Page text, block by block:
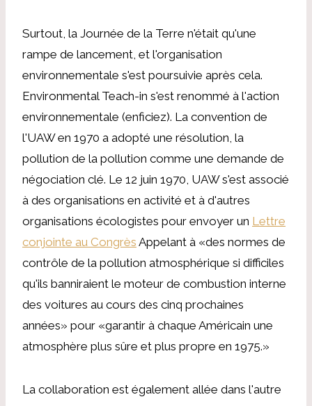
Surtout, la Journée de la Terre n'était qu'une
rampe de lancement, et l'organisation
environnementale s'est poursuivie après cela.
Environmental Teach-in s'est renommé à l'action
environnementale (enficiez). La convention de
l'UAW en 1970 a adopté une résolution, la
pollution de la pollution comme une demande de
négociation clé. Le 12 juin 1970, UAW s'est associé
à des organisations en activité et à d'autres
organisations écologistes pour envoyer un Lettre
conjointe au Congrès Appelant à «des normes de
contrôle de la pollution atmosphérique si difficiles
qu'ils banniraient le moteur de combustion interne
des voitures au cours des cinq prochaines
années» pour «garantir à chaque Américain une
atmosphère plus sûre et plus propre en 1975.»
La collaboration est également allée dans l'autre